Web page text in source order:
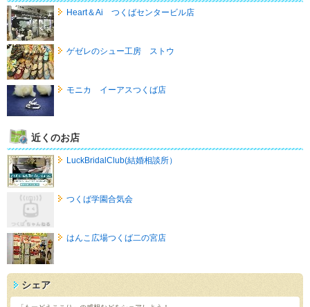
Heart＆Ai つくばセンタービル店
ゲゼレのシュー工房 ストウ
モニカ イーアスつくば店
近くのお店
LuckBridalClub(結婚相談所）
つくば学園合気会
はんこ広場つくば二の宮店
シェア